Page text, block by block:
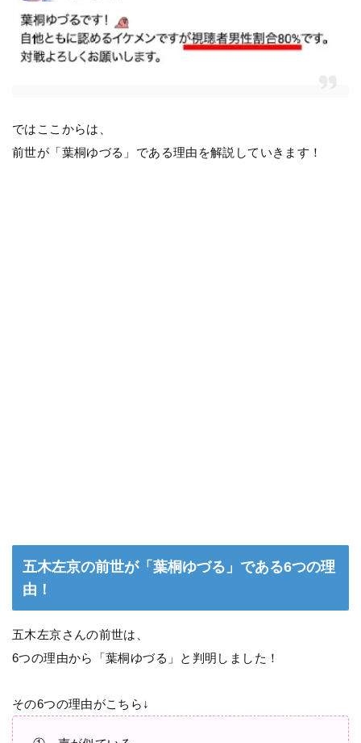
ではここからは、
前世が「葉桐ゆづる」である理由を解説していきます！
五木左京の前世が「葉桐ゆづる」である6つの理
由！
五木左京さんの前世は、
6つの理由から「葉桐ゆづる」と判明しました！
その6つの理由がこちら↓